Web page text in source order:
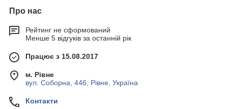
Про нас
Рейтинг не сформований
Менше 5 відгуків за останній рік
Працює з 15.08.2017
м. Рівне
вул. Соборна, 446, Рівне, Україна
Контакти